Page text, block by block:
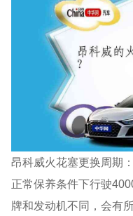
昂科威火花塞更换周期：
正常保养条件下行驶
牌和发动机不同，会有